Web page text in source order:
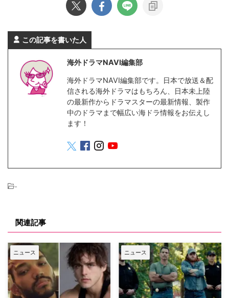
この記事を書いた人
海外ドラマNAVI編集部
海外ドラマNAVI編集部です。日本で放送＆配
信される海外ドラマはもちろん、日本未上陸
の最新作からドラマスターの最新情報、製作
中のドラマまで幅広い海ドラ情報をお伝えし
ます！
-
関連記事
ニュース ニュース